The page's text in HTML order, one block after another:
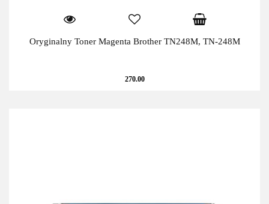
Oryginalny Toner Magenta Brother TN248M, TN-248M
270.00